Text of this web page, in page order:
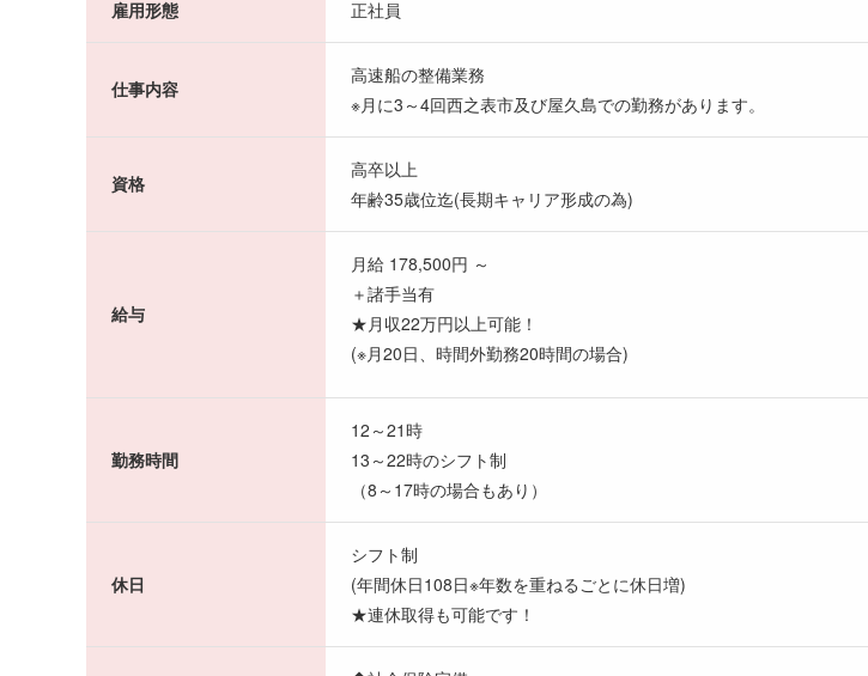
雇用形態 正社員
仕事内容
高速船の整備業務
※月に3～4回西之表市及び屋久島での勤務があります。
資格
高卒以上
年齢35歳位迄(長期キャリア形成の為)
給与
月給 178,500円 ～
＋諸手当有
★月収22万円以上可能！
(※月20日、時間外勤務20時間の場合)
勤務時間
12～21時
13～22時のシフト制
（8～17時の場合もあり）
休日
シフト制
(年間休日108日※年数を重ねるごとに休日増)
★連休取得も可能です！